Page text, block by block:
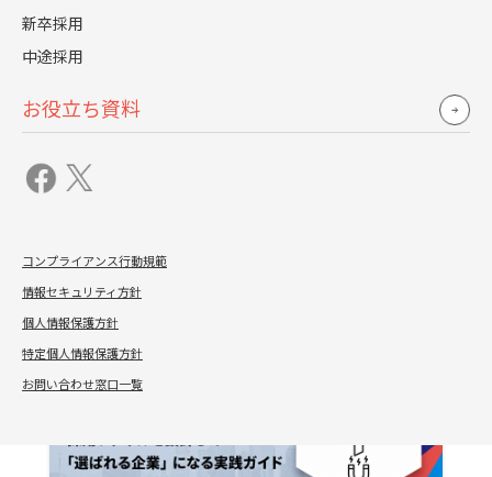
新卒採用
中途採用
お役立ち資料
コンプライアンス行動規範
情報セキュリティ方針
個人情報保護方針
特定個人情報保護方針
お問い合わせ窓口一覧